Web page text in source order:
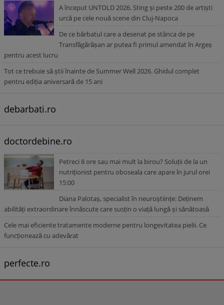
A început UNTOLD 2026. Sting și peste 200 de artiști
urcă pe cele nouă scene din Cluj-Napoca
De ce bărbatul care a desenat pe stânca de pe
Transfăgărășan ar putea fi primul amendat în Argeș
pentru acest lucru
Tot ce trebuie să știi înainte de Summer Well 2026. Ghidul complet
pentru ediția aniversară de 15 ani
debarbati.ro
doctordebine.ro
Petreci 8 ore sau mai mult la birou? Soluții de la un
nutriționist pentru oboseala care apare în jurul orei
15:00
Diana Palotaș, specialist în neuroștiințe: Deținem
abilități extraordinare înnăscute care susțin o viață lungă și sănătoasă
Cele mai eficiente tratamente moderne pentru longevitatea pielii. Ce
funcționează cu adevărat
perfecte.ro